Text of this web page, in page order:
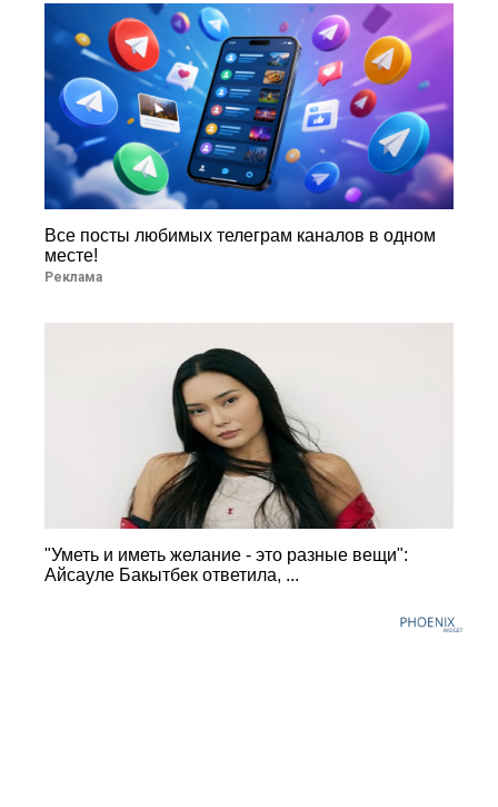
Все посты любимых телеграм каналов в одном
месте!
Реклама
"Уметь и иметь желание - это разные вещи":
Айсауле Бакытбек ответила, ...